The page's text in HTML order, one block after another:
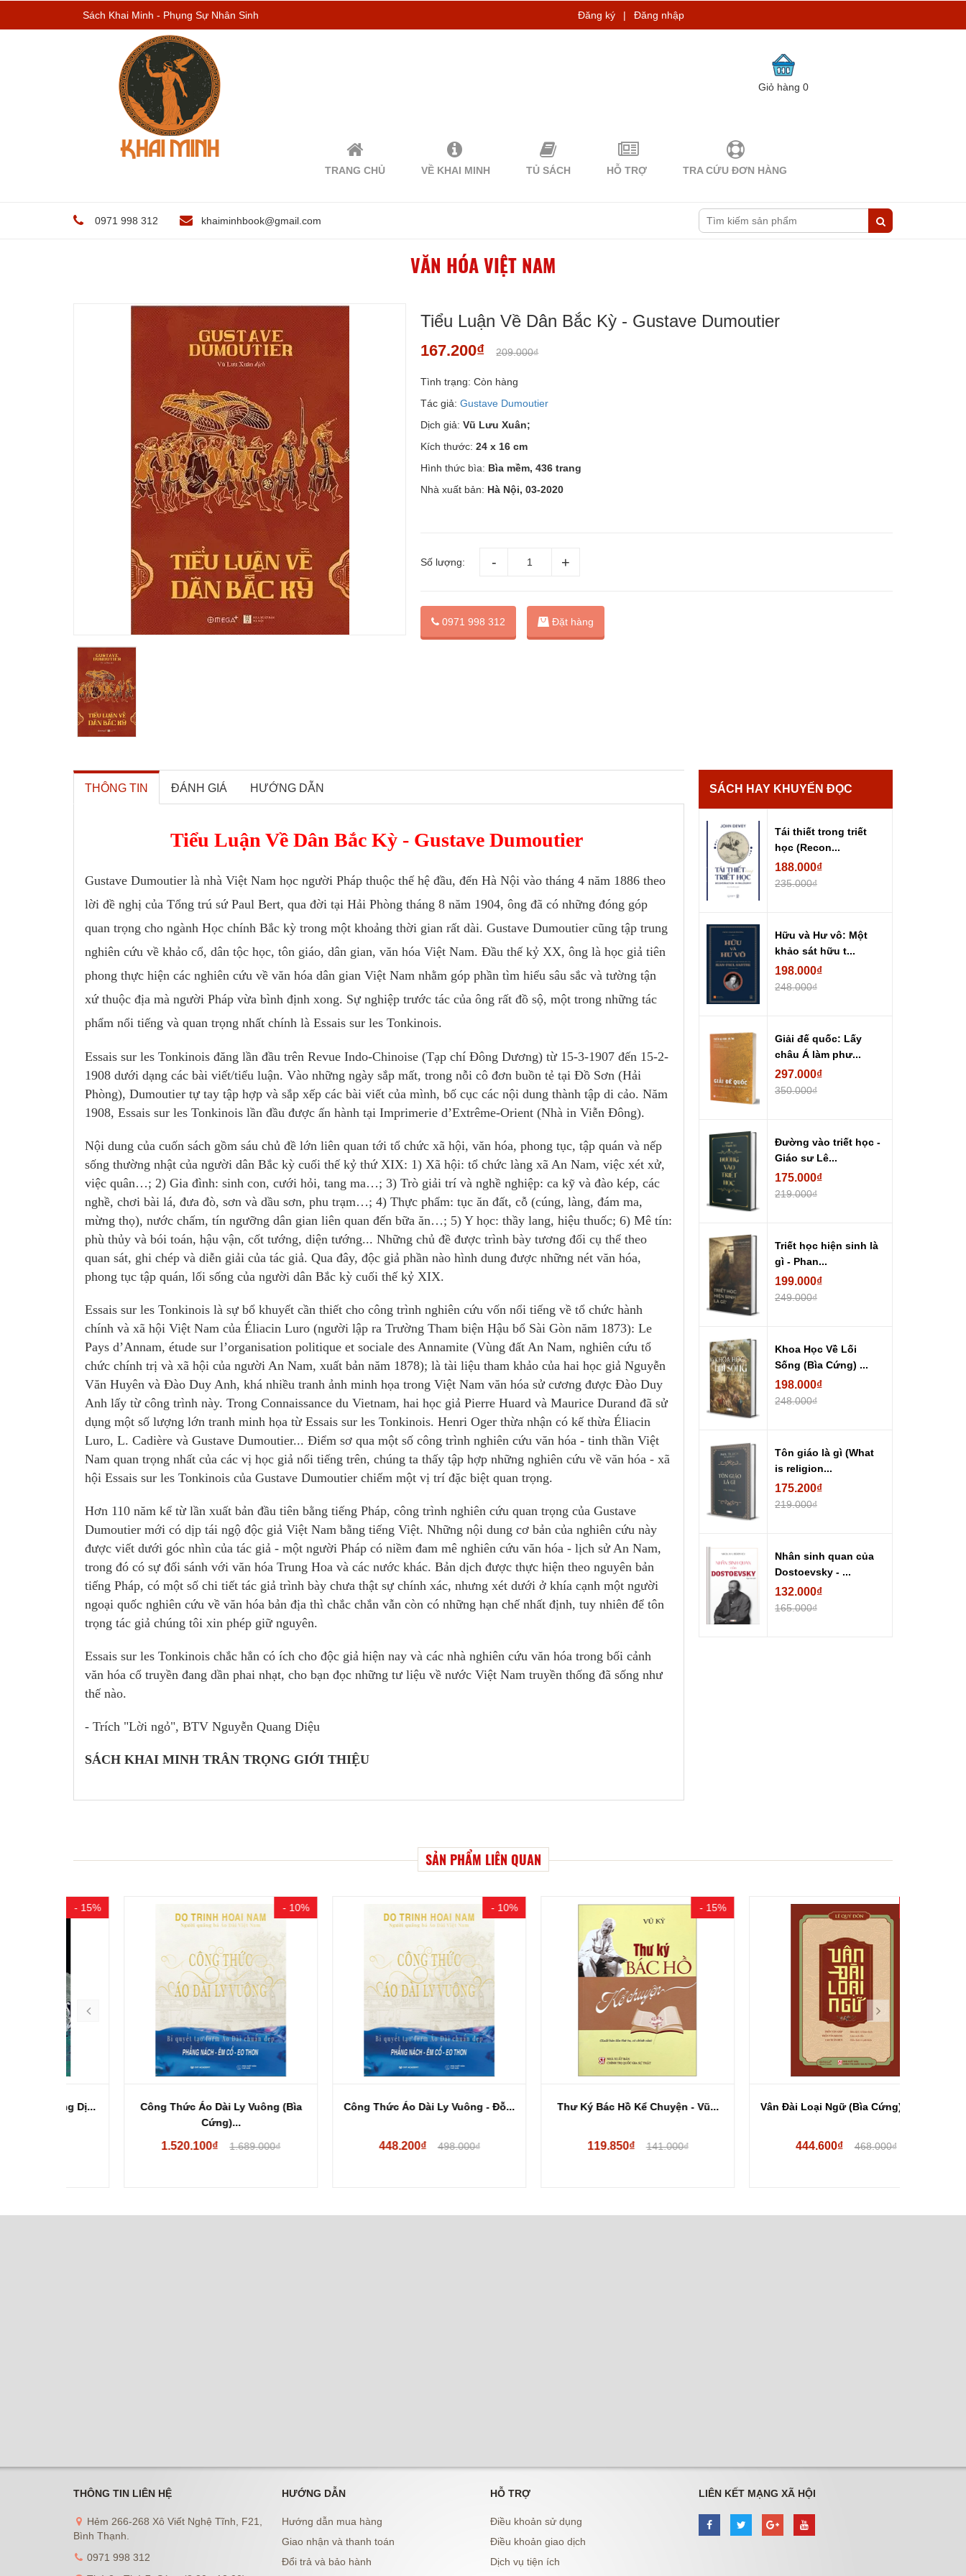
Sách Khai Minh - Phụng Sự Nhân Sinh Đăng ký | Đăng nhập
Giỏ hàng0
TRANG CHỦ VỀ KHAI MINH TỦ SÁCH HỖ TRỢ TRA CỨU ĐƠN HÀNG
0971 998 312 khaiminhbook@gmail.com
VĂN HÓA VIỆT NAM
Tiểu Luận Về Dân Bắc Kỳ - Gustave Dumoutier
167.200₫ 209.000₫
Tình trạng: Còn hàng
Tác giả: Gustave Dumoutier
Dịch giả:Vũ Lưu Xuân;
Kích thước:24 x 16 cm
Hình thức bìa: Bìa mềm, 436 trang
Nhà xuất bản: Hà Nội, 03-2020
Số lượng:
0971 998 312 Đặt hàng
THÔNG TIN ĐÁNH GIÁ HƯỚNG DẪN
Tiểu Luận Về Dân Bắc Kỳ - Gustave Dumoutier
Gustave Dumoutier là nhà Việt Nam học người Pháp thuộc thế hệ đầu, đến Hà Nội vào tháng 4 năm 1886 theo
lời đề nghị của Tổng trú sứ Paul Bert, qua đời tại Hải Phòng tháng 8 năm 1904, ông đã có những đóng góp
quan trọng cho ngành Học chính Bắc kỳ trong một khoảng thời gian rất dài. Gustave Dumoutier cũng tập trung
nghiên cứu về khảo cổ, dân tộc học, tôn giáo, dân gian, văn hóa Việt Nam. Đầu thế kỷ XX, ông là học giả tiên
phong thực hiện các nghiên cứu về văn hóa dân gian Việt Nam nhằm góp phần tìm hiểu sâu sắc và tường tận
xứ thuộc địa mà người Pháp vừa bình định xong. Sự nghiệp trước tác của ông rất đồ sộ, một trong những tác
phẩm nổi tiếng và quan trọng nhất chính là Essais sur les Tonkinois.
Essais sur les Tonkinois đăng lần đầu trên Revue Indo-Chinoise (Tạp chí Đông Dương) từ 15-3-1907 đến 15-2-
1908 dưới dạng các bài viết/tiểu luận. Vào những ngày sắp mất, trong nỗi cô đơn buồn tẻ tại Đồ Sơn (Hải
Phòng), Dumoutier tự tay tập hợp và sắp xếp các bài viết của mình, bố cục các nội dung thành tập di cảo. Năm
1908, Essais sur les Tonkinois lần đầu được ấn hành tại Imprimerie d’Extrême-Orient (Nhà in Viễn Đông).
Nội dung của cuốn sách gồm sáu chủ đề lớn liên quan tới tổ chức xã hội, văn hóa, phong tục, tập quán và nếp
sống thường nhật của người dân Bắc kỳ cuối thế kỷ thứ XIX: 1) Xã hội: tổ chức làng xã An Nam, việc xét xử,
việc quân…; 2) Gia đình: sinh con, cưới hỏi, tang ma…; 3) Trò giải trí và nghề nghiệp: ca kỹ và đào kép, các
nghề, chơi bài lá, đưa đò, sơn và dầu sơn, phu trạm…; 4) Thực phẩm: tục ăn đất, cỗ (cúng, làng, đám ma,
mừng thọ), nước chấm, tín ngưỡng dân gian liên quan đến bữa ăn…; 5) Y học: thầy lang, hiệu thuốc; 6) Mê tín:
phù thủy và bói toán, hậu vận, cốt tướng, diện tướng... Những chủ đề được trình bày tương đối cụ thể theo
quan sát, ghi chép và diễn giải của tác giả. Qua đây, độc giả phần nào hình dung được những nét văn hóa,
phong tục tập quán, lối sống của người dân Bắc kỳ cuối thế kỷ XIX.
Essais sur les Tonkinois là sự bổ khuyết cần thiết cho công trình nghiên cứu vốn nổi tiếng về tổ chức hành
chính và xã hội Việt Nam của Éliacin Luro (người lập ra Trường Tham biện Hậu bổ Sài Gòn năm 1873): Le
Pays d’Annam, étude sur l’organisation politique et sociale des Annamite (Vùng đất An Nam, nghiên cứu tổ
chức chính trị và xã hội của người An Nam, xuất bản năm 1878); là tài liệu tham khảo của hai học giả Nguyễn
Văn Huyên và Đào Duy Anh, khá nhiều tranh ảnh minh họa trong Việt Nam văn hóa sử cương được Đào Duy
Anh lấy từ công trình này. Trong Connaissance du Vietnam, hai học giả Pierre Huard và Maurice Durand đã sử
dụng một số lượng lớn tranh minh họa từ Essais sur les Tonkinois. Henri Oger thừa nhận có kế thừa Éliacin
Luro, L. Cadière và Gustave Dumoutier... Điểm sơ qua một số công trình nghiên cứu văn hóa - tinh thần Việt
Nam quan trọng nhất của các vị học giả nổi tiếng trên, chúng ta thấy tập hợp những nghiên cứu về văn hóa - xã
hội Essais sur les Tonkinois của Gustave Dumoutier chiếm một vị trí đặc biệt quan trọng.
Hơn 110 năm kể từ lần xuất bản đầu tiên bằng tiếng Pháp, công trình nghiên cứu quan trọng của Gustave
Dumoutier mới có dịp tái ngộ độc giả Việt Nam bằng tiếng Việt. Những nội dung cơ bản của nghiên cứu này
được viết dưới góc nhìn của tác giả - một người Pháp có niềm đam mê nghiên cứu văn hóa - lịch sử An Nam,
trong đó có sự đối sánh với văn hóa Trung Hoa và các nước khác. Bản dịch được thực hiện theo nguyên bản
tiếng Pháp, có một số chi tiết tác giả trình bày chưa thật sự chính xác, nhưng xét dưới ở khía cạnh một người
ngoại quốc nghiên cứu về văn hóa bản địa thì chắc chắn vẫn còn có những hạn chế nhất định, tuy nhiên để tôn
trọng tác giả chúng tôi xin phép giữ nguyên.
Essais sur les Tonkinois chắc hẳn có ích cho độc giả hiện nay và các nhà nghiên cứu văn hóa trong bối cảnh
văn hóa cổ truyền đang dần phai nhạt, cho bạn đọc những tư liệu về nước Việt Nam truyền thống đã sống như
thế nào.
- Trích "Lời ngỏ", BTV Nguyễn Quang Diệu
SÁCH KHAI MINH TRÂN TRỌNG GIỚI THIỆU
SÁCH HAY KHUYẾN ĐỌC
Tái thiết trong triết
học (Recon...
188.000₫
235.000₫
Hữu và Hư vô: Một
khảo sát hữu t...
198.000₫
248.000₫
Giải đế quốc: Lấy
châu Á làm phư...
297.000₫
350.000₫
Đường vào triết học -
Giáo sư Lê...
175.000₫
219.000₫
Triết học hiện sinh là
gì - Phan...
199.000₫
249.000₫
Khoa Học Về Lối
Sống (Bìa Cứng) ...
198.000₫
248.000₫
Tôn giáo là gì (What
is religion...
175.200₫
219.000₫
Nhân sinh quan của
Dostoevsky - ...
132.000₫
165.000₫
SẢN PHẨM LIÊN QUAN
Công Thức Áo Dài Ly Vuông (Bìa
1.520.100₫ 1.689.000₫
Công Thức Áo Dài Ly Vuông - Đỗ...
498.000₫
- 15%
Thư Ký Bác Hồ Kể Chuyện - Vũ...
141.000₫
- 5%
Vân Đài Loại Ngữ (Bìa Cứng) - Lê...
468.000₫
THÔNG TIN LIÊN HỆ
Hẻm 266-268 Xô Viết Nghệ Tĩnh, F21,
Bình Thạnh.
0971 998 312
HƯỚNG DẪN
Hướng dẫn mua hàng
Giao nhận và thanh toán
Đổi trả và bảo hành
HỖ TRỢ
Điều khoản sử dụng
Điều khoản giao dịch
Dịch vụ tiện ích
LIÊN KẾT MẠNG XÃ HỘI